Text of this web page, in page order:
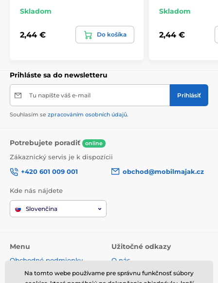
Skladom
2,44 € Do košíka
Skladom
2,44 €
Prihláste sa do newsletteru
Tu napíšte váš e-mail Prihlásiť
Souhlasím se zpracováním osobních údajů.
Potrebujete poradiť online
Zákaznický servis je k dispozícii
+420 601 009 001
obchod@mobilmajak.cz
Kde nás nájdete
Slovenčina
Menu
Obchodné podmienky
Reklamácie
Užitočné odkazy
O nás
Servis
Na tomto webe používame pre správnu funkčnosť súbory